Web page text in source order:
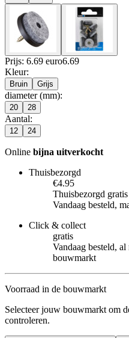
Prijs: 6.69 euro6.69
Kleur:
Bruin Grijs
diameter (mm):
20 28
Aantal:
12 24
Online bijna uitverkocht
Thuisbezorgd
€4.95
Thuisbezorgd
Vandaag besteld,
Click & collect
gratis
Vandaag besteld,
bouwmarkt
Voorraad in de bouwmarkt
Selecteer jouw bouwmarkt om
controleren.